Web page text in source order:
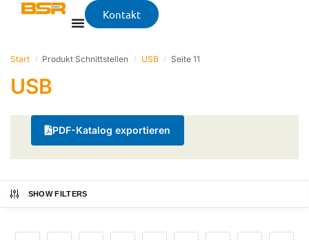
Kontakt
Start / Produkt Schnittstellen / USB / Seite 11
USB
PDF-Katalog exportieren
SHOW FILTERS